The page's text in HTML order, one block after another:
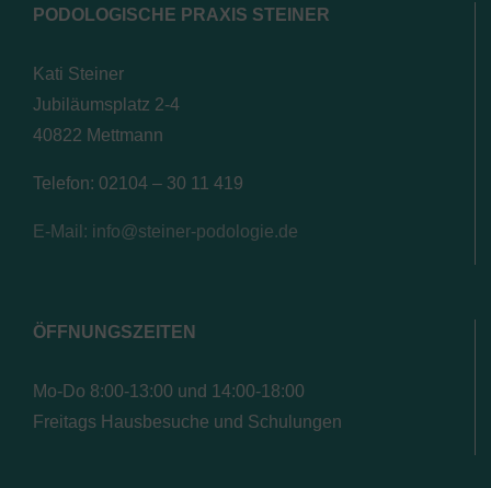
PODOLOGISCHE PRAXIS STEINER
Kati Steiner
Jubiläumsplatz 2-4
40822 Mettmann
Telefon: 02104 – 30 11 419
E-Mail: info@steiner-podologie.de
ÖFFNUNGSZEITEN
Mo-Do 8:00-13:00 und 14:00-18:00
Freitags Hausbesuche und Schulungen